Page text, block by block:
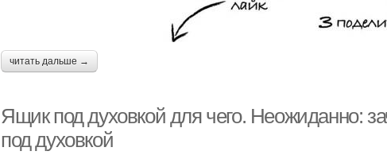
читать дальше →
Ящик под духовкой для чего. Неожиданно:
под духовкой